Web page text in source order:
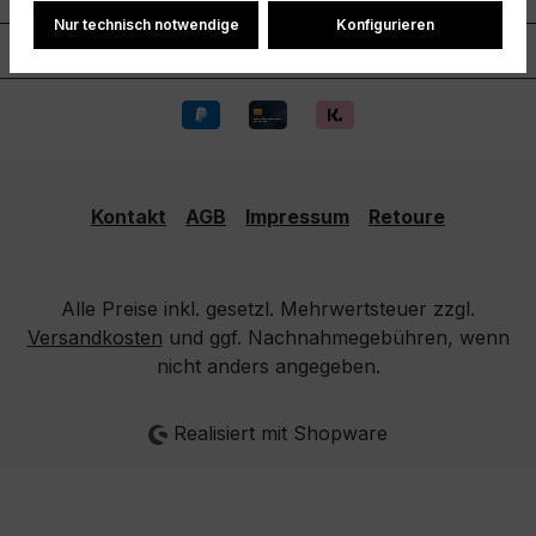
Information
Kontakt AGB Impressum Retoure
Alle Preise inkl. gesetzl. Mehrwertsteuer zzgl.
Versandkosten und ggf. Nachnahmegebühren, wenn
nicht anders angegeben.
Realisiert mit Shopware
Nur technisch notwendige Konfigurieren